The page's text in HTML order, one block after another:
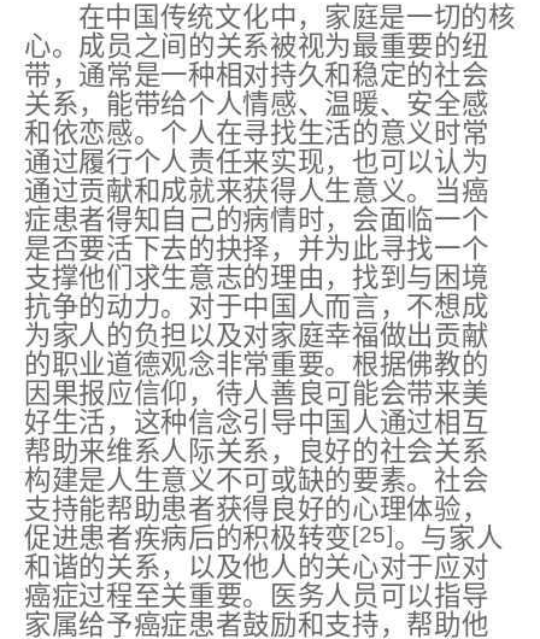
在中国传统文化中，家庭是一切的核
心。成员之间的关系被视为最重要的纽
带，通常是一种相对持久和稳定的社会
关系，能带给个人情感、温暖、安全感
和依恋感。个人在寻找生活的意义时常
通过履行个人责任来实现，也可以认为
通过贡献和成就来获得人生意义。当癌
症患者得知自己的病情时，会面临一个
是否要活下去的抉择，并为此寻找一个
支撑他们求生意志的理由，找到与困境
抗争的动力。对于中国人而言，不想成
为家人的负担以及对家庭幸福做出贡献
的职业道德观念非常重要。根据佛教的
因果报应信仰，待人善良可能会带来美
好生活，这种信念引导中国人通过相互
帮助来维系人际关系，良好的社会关系
构建是人生意义不可或缺的要素。社会
支持能帮助患者获得良好的心理体验，
促进患者疾病后的积极转变 [25]。与家人
和谐的关系，以及他人的关心对于应对
癌症过程至关重要。医务人员可以指导
家属给予癌症患者鼓励和支持，帮助他